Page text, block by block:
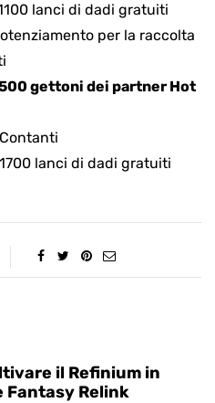
lanci di dadi gratuiti
per la raccolta
gettoni dei partner Hot
lanci di dadi gratuiti
il Refinium in
Fantasy Relink